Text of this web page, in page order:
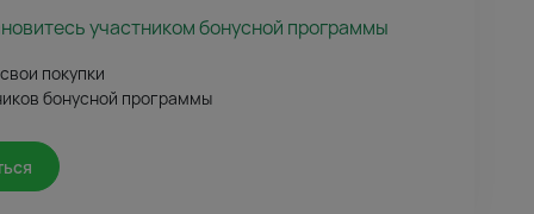
участником бонусной программы
покупки
бонусной программы